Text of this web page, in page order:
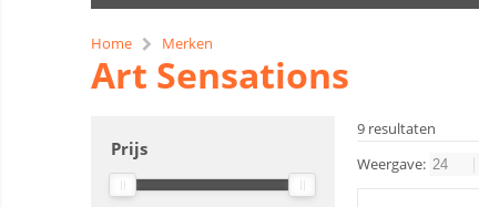
Home Merken
Art Sensations
Prijs
9 resultaten
Weergave: